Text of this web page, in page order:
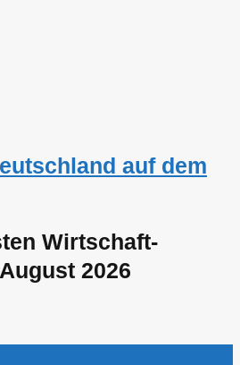
auf dem
Wirtschaft-
2026